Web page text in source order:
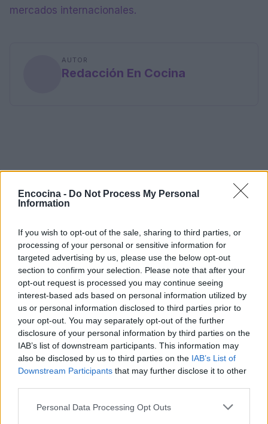
Encocina - Do Not Process My Personal
Information
If you wish to opt-out of the sale, sharing to third parties, or
processing of your personal or sensitive information for
targeted advertising by us, please use the below opt-out
section to confirm your selection. Please note that after your
opt-out request is processed you may continue seeing
interest-based ads based on personal information utilized by
us or personal information disclosed to third parties prior to
your opt-out. You may separately opt-out of the further
disclosure of your personal information by third parties on the
IAB’s list of downstream participants. This information may
also be disclosed by us to third parties on the IAB’s List of
Downstream Participants that may further disclose it to other
Please note that this website/app uses one or more Google
Personal Data Processing Opt Outs
mercados internacionales.
AUTOR
Redacción En Cocina
Sigue leyendo